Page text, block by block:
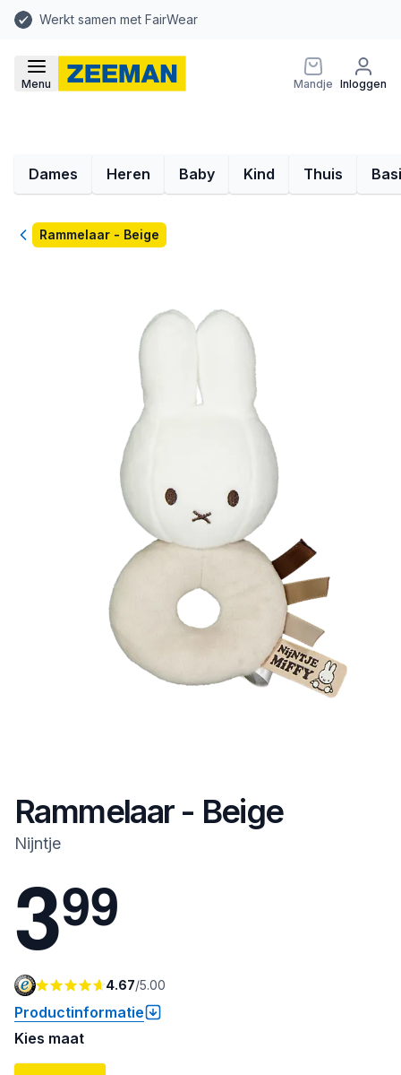
Werkt samen met FairWear
Menu Mandje Inloggen
Dames Heren Baby Kind Thuis
TerugRammelaar - Beige
Rammelaar - Beige
Nijntje
399
4.67/5.00
Productinformatie
Kies maat